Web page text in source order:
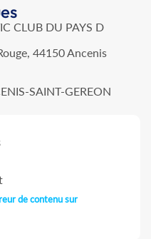
CLUB DU PAYS D
44150 Ancenis
SAINT-GEREON
de contenu sur